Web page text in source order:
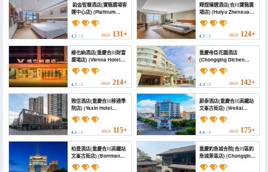
鉑金智慧酒店(寶龍廣場客
運中心店) (Platinum
Smart Hotel)
4.7 / 5 HKD 131+
輝煜臻選酒店(合川寶龍廣
場店) (Huiyu Zhenxuan
Hotel (Hechuan
Baolong Square
Branch))
4.7/ 5 HKD 124+
維也納酒店(重慶合川財富
廣場店) (Vienna Hotel
(Chongqing Hechuan
Fortune Plaza))
4.7 / 5 HKD 214+
重慶帝臣花園酒店
(Chongqing Dichen
Garden Hotel)
4.3/ 5 HKD 142+
雅信酒店(重慶合川移通學
院店) (Yaxin Hotel
(Chongqing Hechuan
Yitong College Branch))
4.5 / 5 HKD 115+
蔚泰酒店(重慶合川高鐵站
文峯古街店) (Weitai
Hotel)
4.6/ 5 HKD 175+
柏曼酒店(重慶合川高鐵站
文峯古街店) (Borrman
Hotel (Chongqing
Hechuan High-Speed
重慶釣魚城合院(合川區釣
魚城景區店) (Chongqing
Fishing City Heyuan
Homestay)